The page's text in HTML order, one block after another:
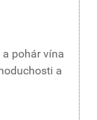
pohár vína
a